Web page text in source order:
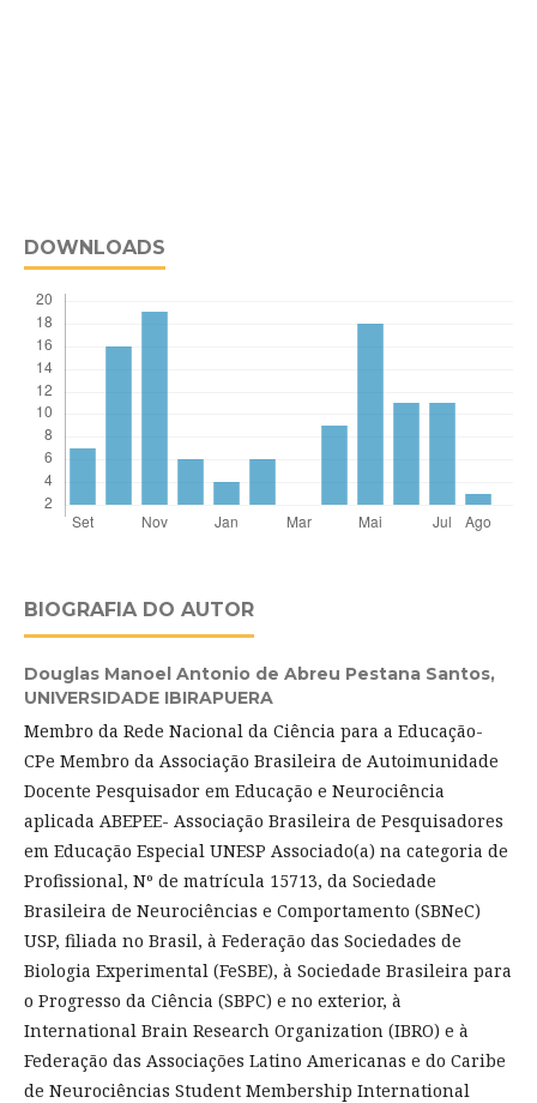
DOWNLOADS
BIOGRAFIA DO AUTOR
Douglas Manoel Antonio de Abreu Pestana Santos,
UNIVERSIDADE IBIRAPUERA
Membro da Rede Nacional da Ciência para a Educação-
CPe Membro da Associação Brasileira de Autoimunidade
Docente Pesquisador em Educação e Neurociência
aplicada ABEPEE- Associação Brasileira de Pesquisadores
em Educação Especial UNESP Associado(a) na categoria de
Profissional, Nº de matrícula 15713, da Sociedade
Brasileira de Neurociências e Comportamento (SBNeC)
USP, filiada no Brasil, à Federação das Sociedades de
Biologia Experimental (FeSBE), à Sociedade Brasileira para
o Progresso da Ciência (SBPC) e no exterior, à
International Brain Research Organization (IBRO) e à
Federação das Associações Latino Americanas e do Caribe
de Neurociências Student Membership International